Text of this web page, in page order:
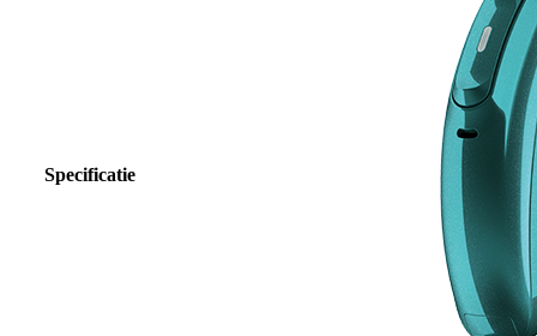
Specificatie